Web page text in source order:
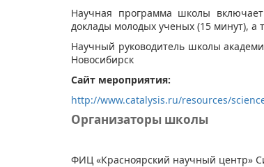
Научная программа школы
доклады молодых ученых (15 минут), а
Научный руководитель школы
Новосибирск​​​
Сайт мероприятия:
http://www.catalysis.ru/resources/
Организаторы школы
ФИЦ «Красноярский научный центр»